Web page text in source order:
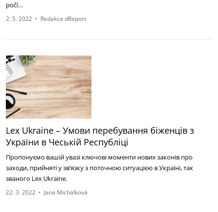
počí…
2. 5. 2022 • Redakce dReport
Lex Ukraine – Умови перебування біженців з
України в Чеській Республіці
Пропонуємо вашій увазі ключові моменти нових законів про
заходи, прийняті у зв’язку з поточною ситуацією в Україні, так
званого Lex Ukraine.
22. 3. 2022 • Jana Michálková